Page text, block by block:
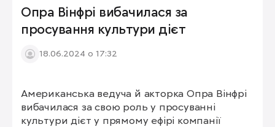
Опра Вінфрі вибачилася за
просування культури дієт
18.06.2024 о 17:32
Американська ведуча й акторка Опра Вінфрі
вибачилася за свою роль у просуванні
культури дієт у прямому ефірі компанії